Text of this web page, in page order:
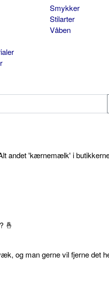
Smykker
Stilarter
Våben
andet 'kærnemælk' i
🤞
og man gerne vil fjerne det